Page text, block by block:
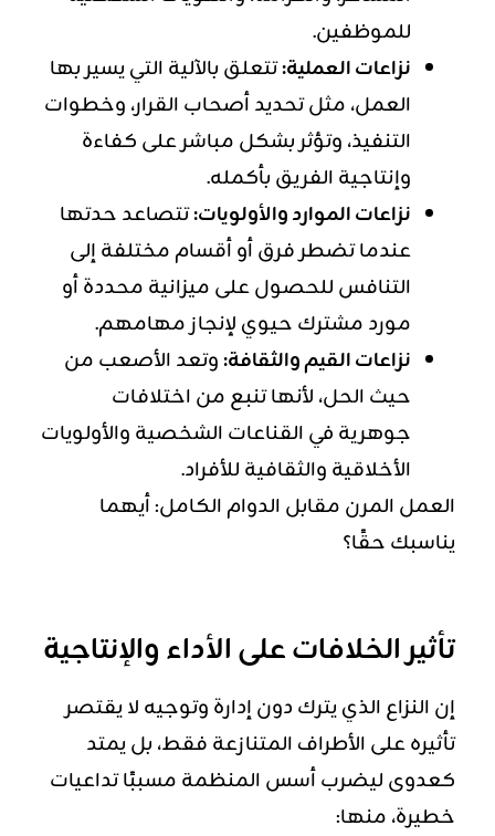
للموظفين.
نزاعات العملية:تتعلق بالآلية التي يسير بها
العمل، مثل تحديد أصحاب القرار، وخطوات
التنفيذ، وتؤثر بشكل مباشر على كفاءة
وإنتاجية الفريق بأكمله.
نزاعات الموارد والأولويات:تتصاعد حدتها
عندما تضطر فرق أو أقسام مختلفة إلى
التنافس للحصول على ميزانية محددة أو
مورد مشترك حيوي لإنجاز مهامهم.
نزاعات القيم والثقافة:وتعد الأصعب من
حيث الحل، لأنها تنبع من اختلافات
جوهرية في القناعات الشخصية والأولويات
الأخلاقية والثقافية للأفراد.
العمل المرن مقابل الدوام الكامل: أيهما
يناسبك حقًا؟
تأثير الخلافات على الأداء والإنتاجية
إن النزاع الذي يترك دون إدارة وتوجيه لا يقتصر
تأثيره على الأطراف المتنازعة فقط، بل يمتد
كعدوى ليضرب أسس المنظمة مسببًا تداعيات
خطيرة، منها: